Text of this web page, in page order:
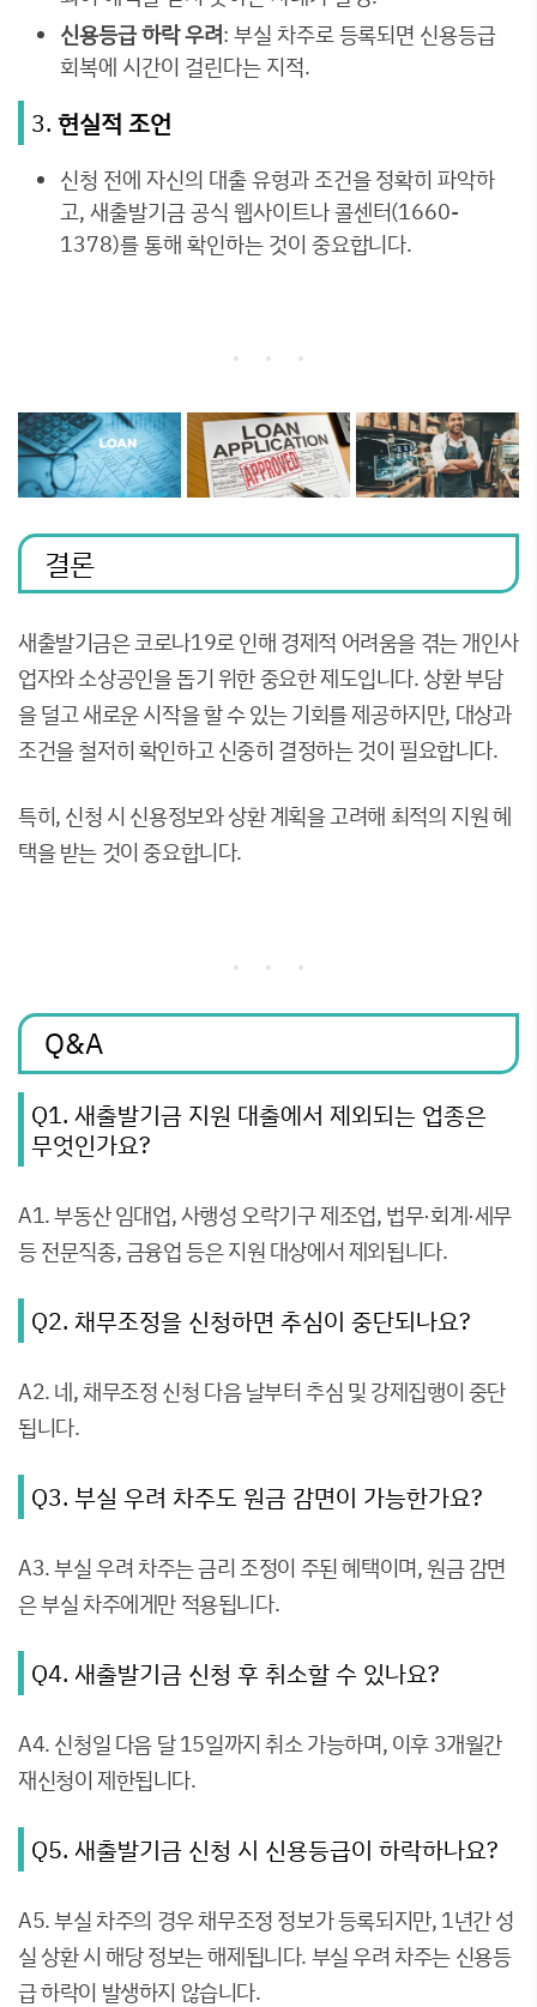
신용등급 하락 우려: 부실 차주로 등록되면 신용등급
회복에 시간이 걸린다는 지적.
3. 현실적 조언
신청 전에 자신의 대출 유형과 조건을 정확히 파악하
고, 새출발기금 공식 웹사이트나 콜센터(1660-
1378)를 통해 확인하는 것이 중요합니다.
결론
새출발기금은 코로나19로 인해 경제적 어려움을 겪는 개인사
업자와 소상공인을 돕기 위한 중요한 제도입니다. 상환 부담
을 덜고 새로운 시작을 할 수 있는 기회를 제공하지만, 대상과
조건을 철저히 확인하고 신중히 결정하는 것이 필요합니다.
특히, 신청 시 신용정보와 상환 계획을 고려해 최적의 지원 혜
택을 받는 것이 중요합니다.
Q&A
Q1. 새출발기금 지원 대출에서 제외되는 업종은
무엇인가요?
A1. 부동산 임대업, 사행성 오락기구 제조업, 법무·회계·세무
등 전문직종, 금융업 등은 지원 대상에서 제외됩니다.
Q2. 채무조정을 신청하면 추심이 중단되나요?
A2. 네, 채무조정 신청 다음 날부터 추심 및 강제집행이 중단
됩니다.
Q3. 부실 우려 차주도 원금 감면이 가능한가요?
A3. 부실 우려 차주는 금리 조정이 주된 혜택이며, 원금 감면
은 부실 차주에게만 적용됩니다.
Q4. 새출발기금 신청 후 취소할 수 있나요?
A4. 신청일 다음 달 15일까지 취소 가능하며, 이후 3개월간
재신청이 제한됩니다.
Q5. 새출발기금 신청 시 신용등급이 하락하나요?
A5. 부실 차주의 경우 채무조정 정보가 등록되지만, 1년간 성
실 상환 시 해당 정보는 해제됩니다. 부실 우려 차주는 신용등
급 하락이 발생하지 않습니다.